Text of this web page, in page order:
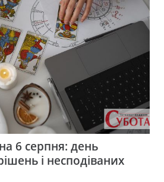
6 серпня: день
і несподіваних